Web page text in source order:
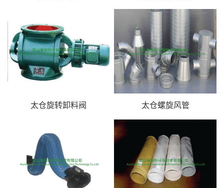
太仓旋转卸料阀 太仓螺旋风管